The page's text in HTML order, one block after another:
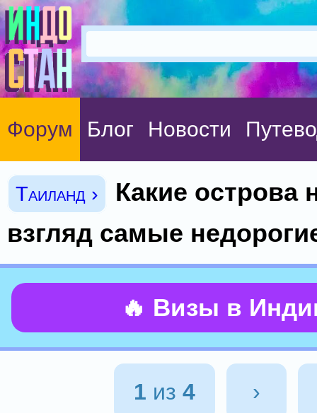
Форум Блог Новости
Таиланд ›
Какие острова
взгляд самые
🔥 Визы в
1 из 4 ›